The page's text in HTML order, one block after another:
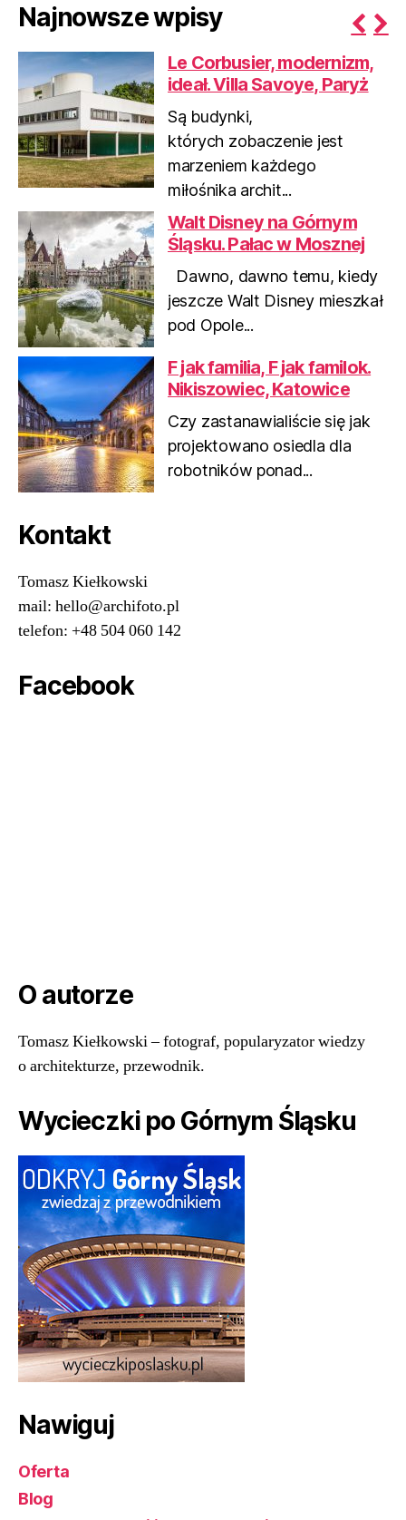
Najnowsze wpisy
r
e
Le Corbusier, modernizm,
ideał. Villa Savoye, Paryż
Są budynki,
których zobaczenie jest
marzeniem każdego
miłośnika archit...
Walt Disney na Górnym
Śląsku. Pałac w Mosznej
Dawno, dawno temu, kiedy
jeszcze Walt Disney mieszkał
pod Opole...
F jak familia, F jak familok.
Nikiszowiec, Katowice
Czy zastanawialiście się jak
projektowano osiedla dla
robotników ponad...
Kontakt
Tomasz Kiełkowski
mail: hello@archifoto.pl
telefon: +48 504 060 142
Facebook
O autorze
Tomasz Kiełkowski – fotograf, popularyzator wiedzy
o architekturze, przewodnik.
Wycieczki po Górnym Śląsku
Nawiguj
Oferta
Blog